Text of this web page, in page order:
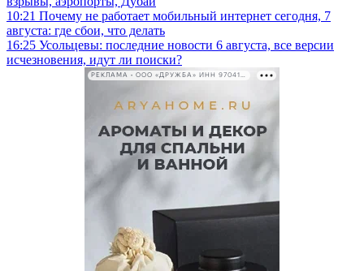
10:21 Почему не работает мобильный интернет сегодня, 7
августа: где сбои, что делать
16:25 Усольцевы: последние новости 6 августа, все версии
исчезновения, идут ли поиски?
РЕКЛАМА • ООО «ДРУЖБА» ИНН 9704146411